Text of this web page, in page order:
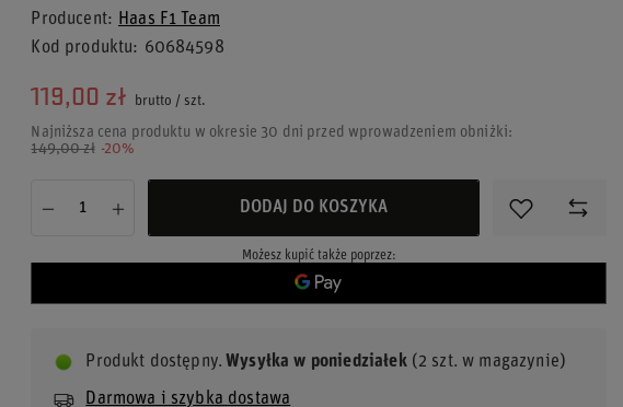
Producent
Haas F1 Team
Kod produktu
60684598
119,00 zł brutto / szt.
Najniższa cena produktu w okresie 30 dni przed wprowadzeniem obniżki:
149,00 zł -20%
DODAJ DO KOSZYKA
Możesz kupić także poprzez:
Produkt dostępny Wysyłkaw poniedziałek (2 szt. w magazynie)
Darmowa i szybka dostawa